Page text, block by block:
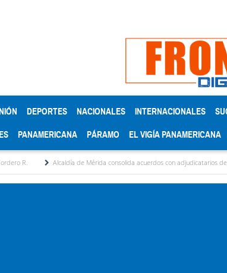
DEPORTES NACIONALES INTERNACIONALES
PANAMERICANA PÁRAMO EL VIGÍA PANAMERICANA
Alcaldía de Mérida consolida acuerdos con adjudicatarios del Mercado